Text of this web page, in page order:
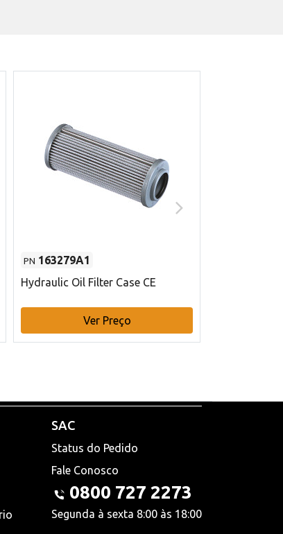
PN 163279A1
Hydraulic Oil Filter Case CE
Ver Preço
SAC
Status do Pedido
Fale Conosco
0800 727 2273
Segunda à sexta 8:00 às 18:00